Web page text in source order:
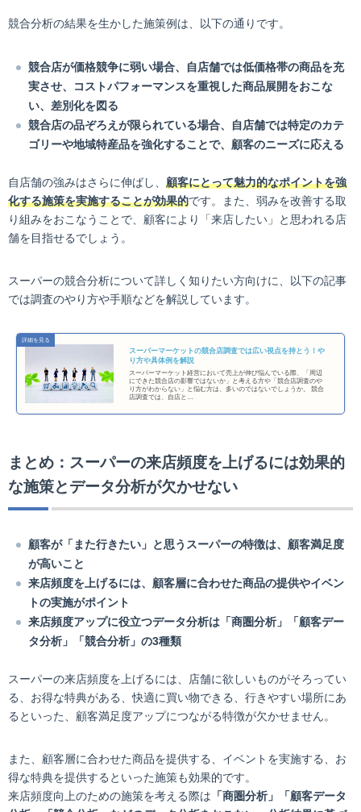
競合分析の結果を生かした施策例は、以下の通りです。
競合店が価格競争に弱い場合、自店舗では低価格帯の商品を充
実させ、コストパフォーマンスを重視した商品展開をおこな
い、差別化を図る
競合店の品ぞろえが限られている場合、自店舗では特定のカテ
ゴリーや地域特産品を強化することで、顧客のニーズに応える
自店舗の強みはさらに伸ばし、 顧客にとって魅力的なポイントを強
化する施策を実施することが効果的です。また、弱みを改善する取
り組みをおこなうことで、顧客により「来店したい」と思われる店
舗を目指せるでしょう。
スーパーの競合分析について詳しく知りたい方向けに、以下の記事
では調査のやり方や手順などを解説しています。
スーパーマーケットの競合店調査では広い視点を持とう！や
り方や具体例を解説
スーパーマーケット経営において売上が伸び悩んでいる際、「周辺
にできた競合店の影響ではないか」と考える方や「競合店調査のや
り方がわからない」と悩む方は、多いのではないでしょうか。 競合
店調査では、自店と…
まとめ：スーパーの来店頻度を上げるには効果的
な施策とデータ分析が欠かせない
顧客が「また行きたい」と思うスーパーの特徴は、顧客満足度
が高いこと
来店頻度を上げるには、顧客層に合わせた商品の提供やイベン
トの実施がポイント
来店頻度アップに役立つデータ分析は「商圏分析」「顧客デー
タ分析」「競合分析」の3種類
スーパーの来店頻度を上げるには、店舗に欲しいものがそろってい
る、お得な特典がある、快適に買い物できる、行きやすい場所にあ
るといった、顧客満足度アップにつながる特徴が欠かせません。
また、顧客層に合わせた商品を提供する、イベントを実施する、お
得な特典を提供するといった施策も効果的です。
来店頻度向上のための施策を考える際は 「商圏分析」「顧客データ